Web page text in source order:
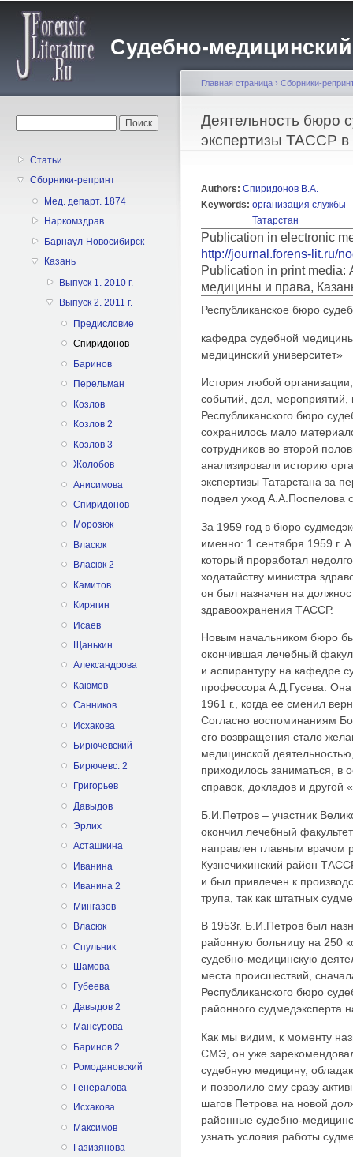
Судебно-
Статьи
Сборники-репринт
Мед. департ. 1874
Наркомздрав
Барнаул-Новосибирск
Казань
Выпуск 1. 2010 г.
Выпуск 2. 2011 г.
Предисловие
Спиридонов
Баринов
Перельман
Козлов
Козлов 2
Козлов 3
Жолобов
Анисимова
Спиридонов
Морозюк
Власюк
Власюк 2
Камитов
Кирягин
Исаев
Щанькин
Александрова
Каюмов
Санников
Исхакова
Бирючевский
Бирючевс. 2
Григорьев
Давыдов
Эрлих
Асташкина
Иванина
Иванина 2
Мингазов
Власюк
Спульник
Шамова
Губеева
Давыдов 2
Мансурова
Баринов 2
Ромодановский
Генералова
Исхакова
Максимов
Газизянова
Вы здесь
Главная страница › Сборники-
Деятельность бюро
экспертизы ТАССР в
Authors: Спиридонов В.А.
Keywords: организация службы
Татарстан
Publication in electronic
http://journal.forens-lit.ru/
Publication in print media:
медицины и права,
Республиканское бюро
кафедра судебной
медицинский университет»
История любой
событий, дел,
Республиканского бюро
сохранилось мало
сотрудников во второй
анализировали историю
экспертизы Татарстана за
подвел уход А.А.Поспелова
За 1959 год в бюро
именно: 1 сентября 1959 г.
который проработал
ходатайству министра
он был назначен на
здравоохранения ТАССР.
Новым начальником бюро
окончившая лечебный
и аспирантуру на кафедре
профессора А.Д.Гусева. Она
1961 г., когда ее сменил
Согласно воспоминаниям
его возвращения стало
медицинской
приходилось заниматься, в
справок, докладов и другой
Б.И.Петров – участник
окончил лечебный
направлен главным врачом
Кузнечихинский район
и был привлечен к
трупа, так как штатных
В 1953г. Б.И.Петров был
районную больницу на 250
судебно-медицинскую
места происшествий,
Республиканского бюро
районного судмедэксперта
Как мы видим, к моменту
СМЭ, он уже
судебную медицину,
и позволило ему сразу
шагов Петрова на новой
районные судебно-
узнать условия работы